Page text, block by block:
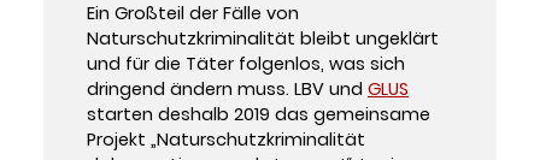
Ein Großteil der Fälle von
Naturschutzkriminalität bleibt ungeklärt
und für die Täter folgenlos, was sich
dringend ändern muss. LBV und GLUS
starten deshalb 2019 das gemeinsame
Projekt „Naturschutzkriminalität